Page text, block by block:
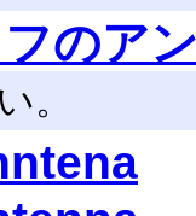
のア
。